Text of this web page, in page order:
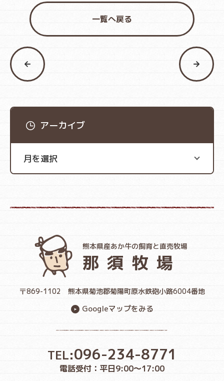
一覧へ戻る
アーカイブ
熊本県産あか牛の飼育と直売牧場
那須牧場
〒869-1102 熊本県菊池郡菊陽町原水鉄砲小路6004番地
Googleマップをみる
TEL:096-234-8771
電話受付：平日9:00〜17:00